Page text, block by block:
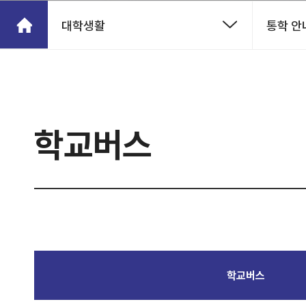
대학생활 통학 안
학교버스
학교버스